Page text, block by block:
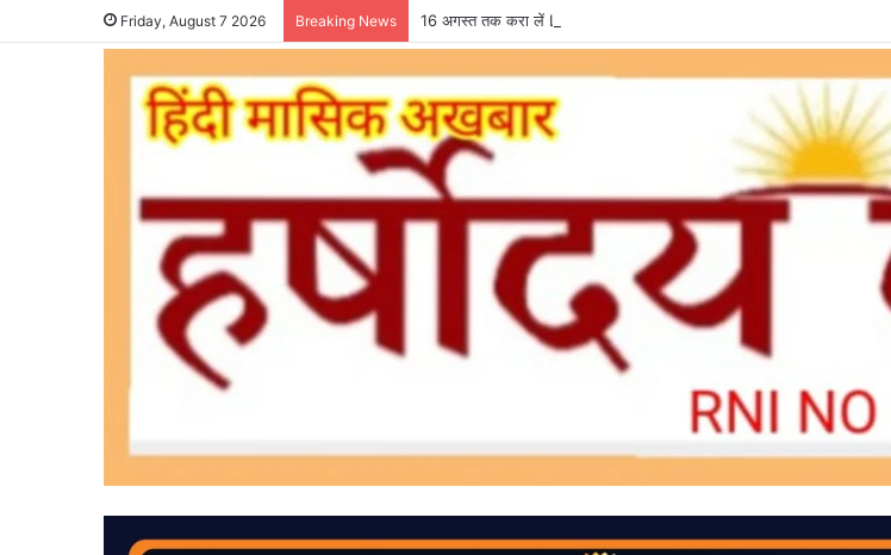
Friday, August 7 2026 Breaking News 16 अगस्त तक करा लें LPG e-KYC, वरना बुकिंग और सब्सिडी में हो सकती है दिक्कत